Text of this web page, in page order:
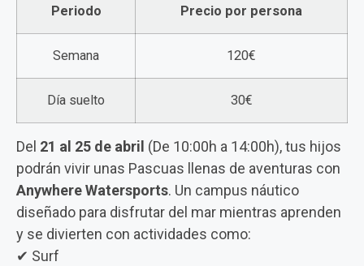
Periodo Precio por persona
Semana 120€
Día suelto 30€
Del 21 al 25 de abril (De 10:00h a 14:00h), tus hijos
podrán vivir unas Pascuas llenas de aventuras con
Anywhere Watersports. Un campus náutico
diseñado para disfrutar del mar mientras aprenden
y se divierten con actividades como:
✔ Surf